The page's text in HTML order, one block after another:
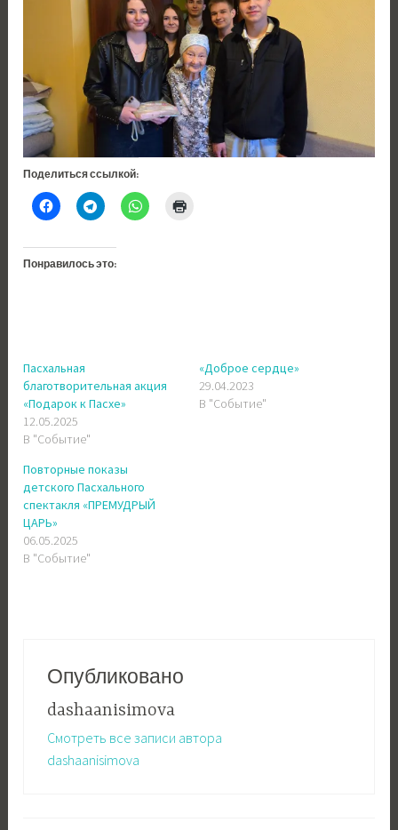
Поделиться ссылкой:
Понравилось это:
Пасхальная
благотворительная акция
«Подарок к Пасхе»
12.05.2025
В "Событие"
«Доброе сердце»
29.04.2023
В "Событие"
Повторные показы
детского Пасхального
спектакля «ПРЕМУДРЫЙ
ЦАРЬ»
06.05.2025
В "Событие"
Опубликовано
dashaanisimova
Смотреть все записи автора
dashaanisimova